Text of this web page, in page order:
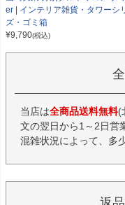
er | インテリア雑貨・タワーシ
ズ・ゴミ箱
¥9,790(税込)
当店は全商品送料無料(
文の翌日から1～2日営
混雑状況によって、多